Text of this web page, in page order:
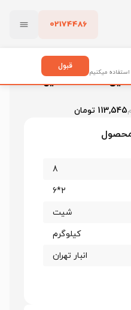
02174486
پاک کردن
ورق فابریک A283 اکسین ضخامت 8 میل
113,545 تومان
8
2*6
شیت
کیلوگرم
انبار تهران
میکنیم
قبول